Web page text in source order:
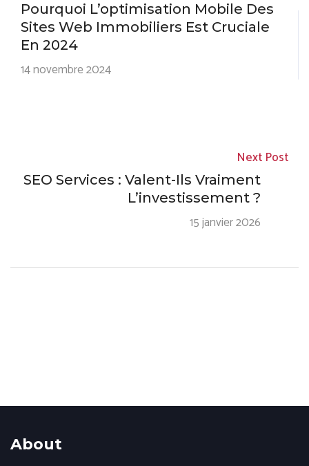
Pourquoi L’optimisation Mobile Des
Sites Web Immobiliers Est Cruciale
En 2024
14 novembre 2024
Next Post
SEO Services : Valent-Ils Vraiment
L’investissement ?
15 janvier 2026
About